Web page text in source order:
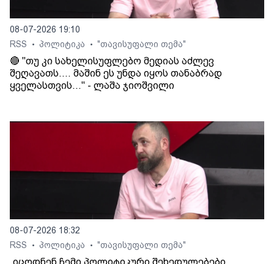
08-07-2026 19:10
RSS
• პოლიტიკა • "თავისუფალი თემა"
🔴 "თუ კი სახელისუფლებო მედიას აძლევ
შეღავათს.... მაშინ ეს უნდა იყოს თანაბრად
ყველასთვის..." - ლაშა ჯიოშვილი
08-07-2026 18:32
RSS
• პოლიტიკა • "თავისუფალი თემა"